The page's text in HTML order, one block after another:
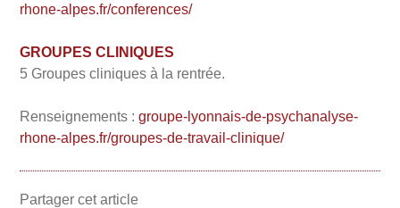
rhone-alpes.fr/conferences/
GROUPES CLINIQUES
5 Groupes cliniques à la rentrée.
Renseignements : groupe-lyonnais-de-psychanalyse-
rhone-alpes.fr/groupes-de-travail-clinique/
Partager cet article